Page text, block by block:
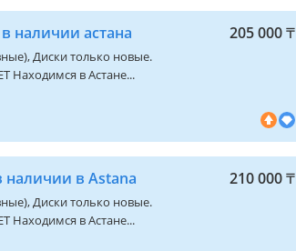
наличии астана 205 000₸
Диски только новые.
Находимся в Астане...
наличии в Astana 210 000₸
Диски только новые.
Находимся в Астане...